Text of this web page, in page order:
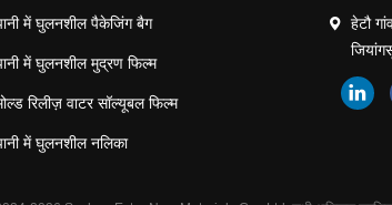
में घुलनशील पैकेजिंग बैग
में घुलनशील मुद्रण फिल्म
रिलीज़ वाटर सॉल्यूबल फिल्म
में घुलनशील नलिका
हेटौ